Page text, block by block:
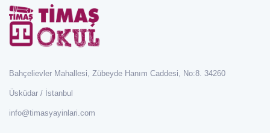
Bahçelievler Mahallesi, Zübeyde Hanım Caddesi, No:8. 34260
Üsküdar / İstanbul
info@timasyayinlari.com